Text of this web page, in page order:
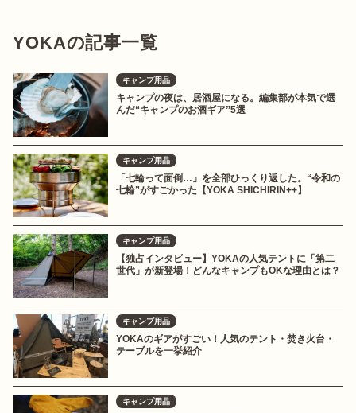
YOKAの記事一覧
キャンプ用品
キャンプの夜は、居酒屋になる。編集部が本気で選
んだ“キャンプのお酒ギア”5選
キャンプ用品
「七輪って面倒…」を全部ひっくり返した。“令和の
七輪”がすごかった【YOKA SHICHIRIN++】
キャンプ用品
【独占インタビュー】YOKAの人気テントに「第二
世代」が新登場！どんなキャンプもOKな理由とは？
キャンプ用品
YOKAのギアがすごい！人気のテント・焚き火台・
テーブルを一挙紹介
キャンプ用品